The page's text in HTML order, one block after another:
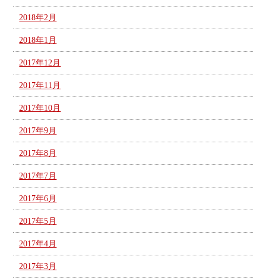
2018年2月
2018年1月
2017年12月
2017年11月
2017年10月
2017年9月
2017年8月
2017年7月
2017年6月
2017年5月
2017年4月
2017年3月